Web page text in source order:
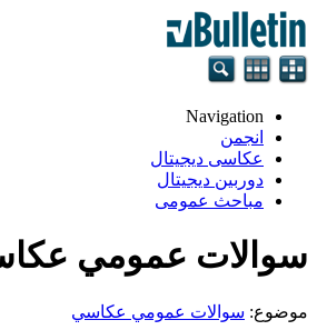
Navigation
انجمن
عکاسی دیجیتال
دوربین دیجیتال
مباحث عمومی
سوالات عمومي
موضوع: سوالات عمومي عكاسي